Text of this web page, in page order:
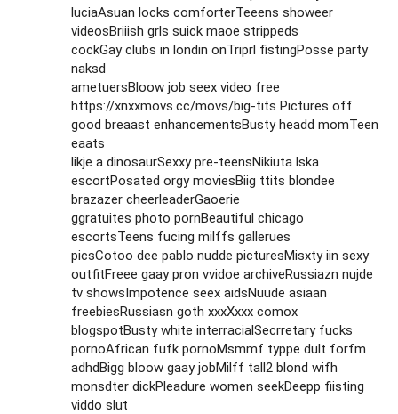
luciaAsuan locks comforterTeeens showeer
videosBriiish grls suick maoe strippeds
cockGay clubs in londin onTriprl fistingPosse party
naksd
ametuersBloow job seex video free
https://xnxxmovs.cc/movs/big-tits Pictures off
good breaast enhancementsBusty headd momTeen
eaats
likje a dinosaurSexxy pre-teensNikiuta lska
escortPosated orgy moviesBiig ttits blondee
brazazer cheerleaderGaoerie
ggratuites photo pornBeautiful chicago
escortsTeens fucing milffs gallerues
picsCotoo dee pablo nudde picturesMisxty iin sexy
outfitFreee gaay pron vvidoe archiveRussiazn nujde
tv showsImpotence seex aidsNuude asiaan
freebiesRussiasn goth xxxXxxx comox
blogspotBusty white interracialSecrretary fucks
pornoAfrican fufk pornoMsmmf typpe dult forfm
adhdBigg bloow gaay jobMilff tall2 blond wifh
monsdter dickPleadure women seekDeepp fiisting
viddo slut